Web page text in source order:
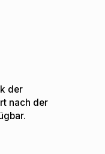
der
nach der